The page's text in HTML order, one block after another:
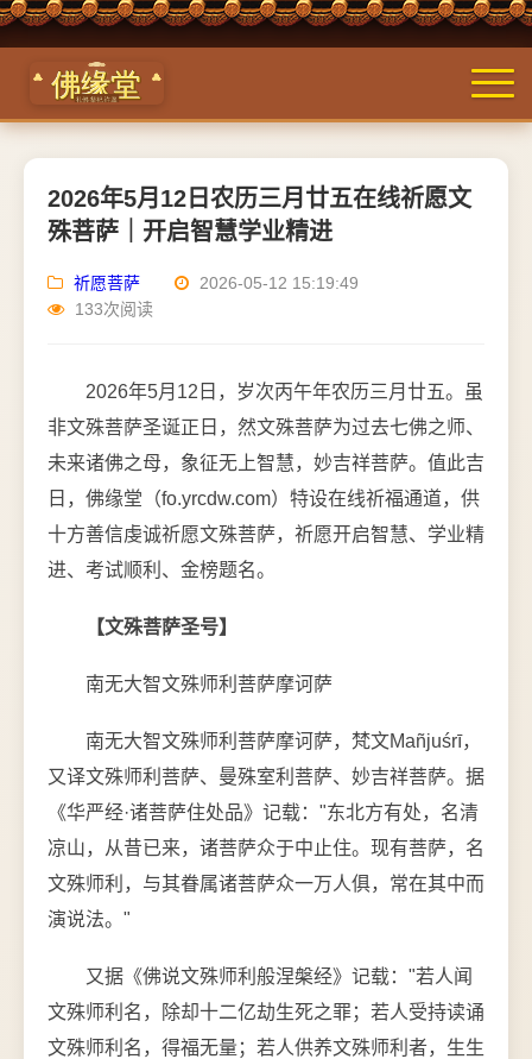
2026年5月12日农历三月廿五在线祈愿文
殊菩萨｜开启智慧学业精进
祈愿菩萨
2026-05-12 15:19:49
133次阅读
2026年5月12日，岁次丙午年农历三月廿五。虽
非文殊菩萨圣诞正日，然文殊菩萨为过去七佛之师、
未来诸佛之母，象征无上智慧，妙吉祥菩萨。值此吉
日，佛缘堂（fo.yrcdw.com）特设在线祈福通道，供
十方善信虔诚祈愿文殊菩萨，祈愿开启智慧、学业精
进、考试顺利、金榜题名。
【文殊菩萨圣号】
南无大智文殊师利菩萨摩诃萨
南无大智文殊师利菩萨摩诃萨，梵文Mañjuśrī，
又译文殊师利菩萨、曼殊室利菩萨、妙吉祥菩萨。据
《华严经·诸菩萨住处品》记载："东北方有处，名清
凉山，从昔已来，诸菩萨众于中止住。现有菩萨，名
文殊师利，与其眷属诸菩萨众一万人俱，常在其中而
演说法。"
又据《佛说文殊师利般涅槃经》记载："若人闻
文殊师利名，除却十二亿劫生死之罪；若人受持读诵
文殊师利名，得福无量；若人供养文殊师利者，生生